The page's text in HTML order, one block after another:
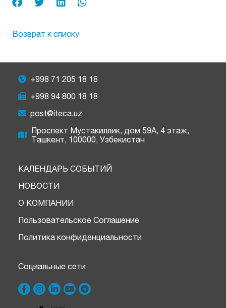
Возврат к списку
+998 71 205 18 18
+998 94 800 18 18
post@iteca.uz
Проспект Мустакиллик, дом 59А, 4 этаж,
Ташкент, 100000, Узбекистан
КАЛЕНДАРЬ СОБЫТИЙ
НОВОСТИ
О КОМПАНИИ
Пользовательское Соглашение
Политика конфиденциальности
Социальные сети